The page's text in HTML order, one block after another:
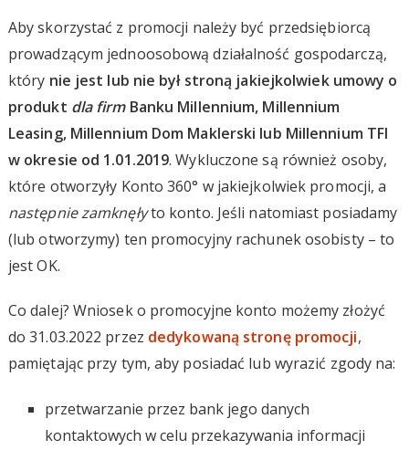
Aby skorzystać z promocji należy być przedsiębiorcą
prowadzącym jednoosobową działalność gospodarczą,
który nie jest lub nie był stroną jakiejkolwiek umowy o
produkt dla firmBanku Millennium, Millennium
Leasing, Millennium Dom Maklerski lub Millennium TFI
w okresie od 1.01.2019. Wykluczone są również osoby,
które otworzyły Konto 360° w jakiejkolwiek promocji, a
następnie zamknęłyto konto. Jeśli natomiast posiadamy
(lub otworzymy) ten promocyjny rachunek osobisty – to
jest OK.
Co dalej? Wniosek o promocyjne konto możemy złożyć
do 31.03.2022 przez dedykowaną stronę promocji,
pamiętając przy tym, aby posiadać lub wyrazić zgody na:
przetwarzanie przez bank jego danych
kontaktowych w celu przekazywania informacji